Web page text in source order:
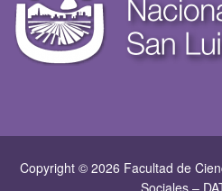
Copyright © 2026 Facultad de